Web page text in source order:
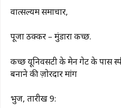
वात्सल्यम समाचार,
पूजा ठक्कर – मुंडारा कच्छ.
कच्छ यूनिवर्सिटी के मेन गेट के पास
बनाने की ज़ोरदार मांग
भुज, तारीख 9: